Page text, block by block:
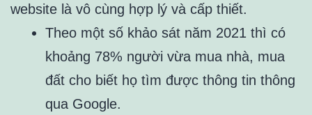
website là vô cùng hợp lý và cấp thiết.
Theo một số khảo sát năm 2021 thì có
khoảng 78% người vừa mua nhà, mua
đất cho biết họ tìm được thông tin thông
qua Google.